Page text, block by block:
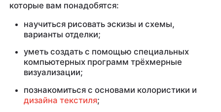
которые вам понадобятся:
научиться рисовать эскизы и схемы,
варианты отделки;
уметь создать с помощью специальных
компьютерных программ трёхмерные
визуализации;
познакомиться с основами колористики и
дизайна текстиля;